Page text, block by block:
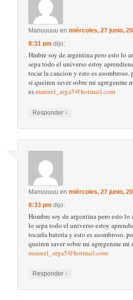
Manuuuuu enmiércoles, 27 junio,
8:31 pm dijo:
Hmbre soy de argentina pero esto lo
sepa todo el universo estoy
tocar la cancion y esto es asombroso.
si queiren saver sobre mi agregenme
esmanuel_arga5@hotmail.com
Responder ↓
Manuuuuu enmiércoles, 27 junio,
8:33 pm dijo:
Hombre soy de argentina pero esto lo
lo sepa todo el universo estoy
tocarla bateria y esto es asombroso.
queiren saver sobre mi agregenme mi
manuel_arga5@hotmail.com
Responder ↓